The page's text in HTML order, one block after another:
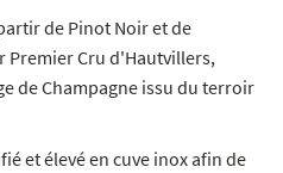
de Pinot Noir et de
Premier Cru d'Hautvillers,
de Champagne issu du terroir
et élevé en cuve inox afin de